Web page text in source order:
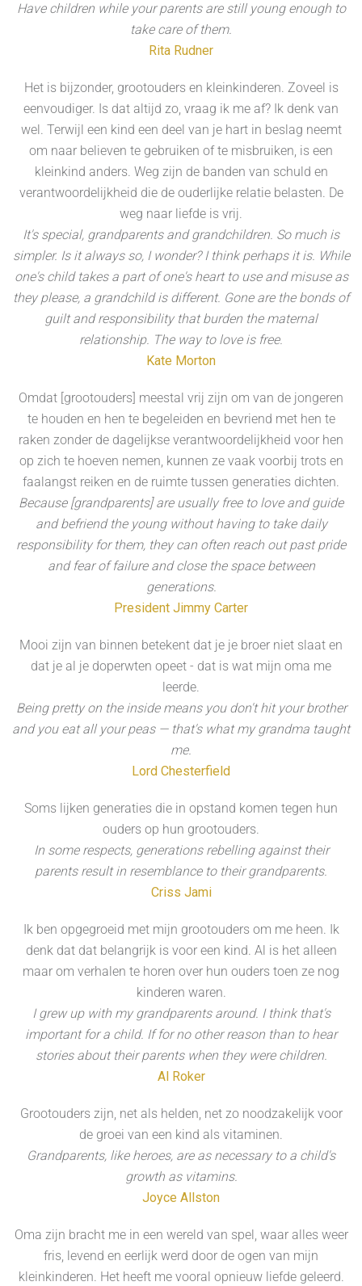
Have children while your parents are still young enough to
take care of them.
Rita Rudner
Het is bijzonder, grootouders en kleinkinderen. Zoveel is
eenvoudiger. Is dat altijd zo, vraag ik me af? Ik denk van
wel. Terwijl een kind een deel van je hart in beslag neemt
om naar believen te gebruiken of te misbruiken, is een
kleinkind anders. Weg zijn de banden van schuld en
verantwoordelijkheid die de ouderlijke relatie belasten. De
weg naar liefde is vrij.
It's special, grandparents and grandchildren. So much is
simpler. Is it always so, I wonder? I think perhaps it is. While
one's child takes a part of one's heart to use and misuse as
they please, a grandchild is different. Gone are the bonds of
guilt and responsibility that burden the maternal
relationship. The way to love is free.
Kate Morton
Omdat [grootouders] meestal vrij zijn om van de jongeren
te houden en hen te begeleiden en bevriend met hen te
raken zonder de dagelijkse verantwoordelijkheid voor hen
op zich te hoeven nemen, kunnen ze vaak voorbij trots en
faalangst reiken en de ruimte tussen generaties dichten.
Because [grandparents] are usually free to love and guide
and befriend the young without having to take daily
responsibility for them, they can often reach out past pride
and fear of failure and close the space between
generations.
President Jimmy Carter
Mooi zijn van binnen betekent dat je je broer niet slaat en
dat je al je doperwten opeet - dat is wat mijn oma me
leerde.
Being pretty on the inside means you don't hit your brother
and you eat all your peas — that's what my grandma taught
me.
Lord Chesterfield
Soms lijken generaties die in opstand komen tegen hun
ouders op hun grootouders.
In some respects, generations rebelling against their
parents result in resemblance to their grandparents.
Criss Jami
Ik ben opgegroeid met mijn grootouders om me heen. Ik
denk dat dat belangrijk is voor een kind. Al is het alleen
maar om verhalen te horen over hun ouders toen ze nog
kinderen waren.
I grew up with my grandparents around. I think that's
important for a child. If for no other reason than to hear
stories about their parents when they were children.
Al Roker
Grootouders zijn, net als helden, net zo noodzakelijk voor
de groei van een kind als vitaminen.
Grandparents, like heroes, are as necessary to a child's
growth as vitamins.
Joyce Allston
Oma zijn bracht me in een wereld van spel, waar alles weer
fris, levend en eerlijk werd door de ogen van mijn
kleinkinderen. Het heeft me vooral opnieuw liefde geleerd.